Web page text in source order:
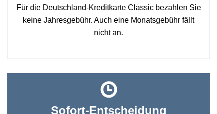
Für die Deutschland-Kreditkarte Classic bezahlen Sie
keine Jahresgebühr. Auch eine Monatsgebühr fällt
nicht an.
Sofort-Entscheidung